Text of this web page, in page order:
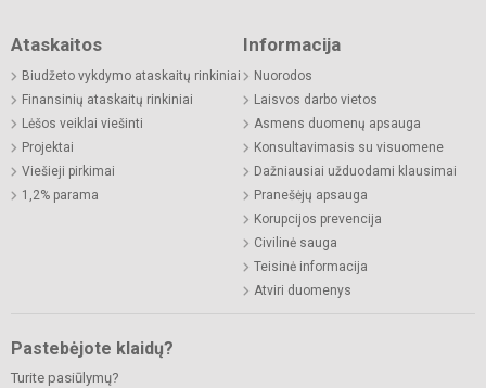
Ataskaitos
Biudžeto vykdymo ataskaitų rinkiniai
Finansinių ataskaitų rinkiniai
Lėšos veiklai viešinti
Projektai
Viešieji pirkimai
1,2% parama
Informacija
Nuorodos
Laisvos darbo vietos
Asmens duomenų apsauga
Konsultavimasis su visuomene
Dažniausiai užduodami klausimai
Pranešėjų apsauga
Korupcijos prevencija
Civilinė sauga
Teisinė informacija
Atviri duomenys
Pastebėjote klaidų?
Turite pasiūlymų?